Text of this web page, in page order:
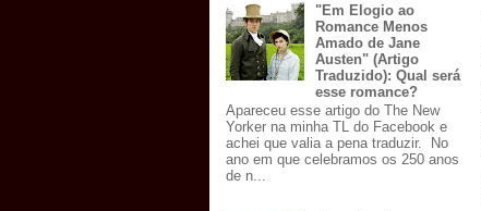
"Em Elogio ao
Romance Menos
Amado de Jane
Austen" (Artigo
Traduzido): Qual será
esse romance?
Apareceu esse artigo do The New
Yorker na minha TL do Facebook e
achei que valia a pena traduzir. No
ano em que celebramos os 250 anos
de n...